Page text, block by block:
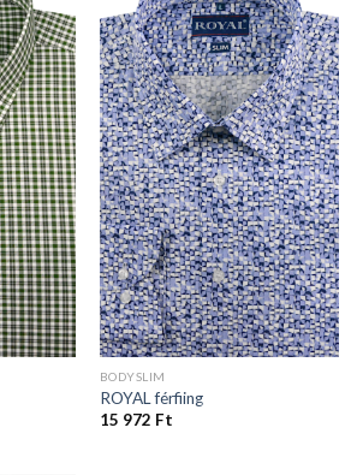
BODYSLIM
ROYAL férfiing
15 972 Ft